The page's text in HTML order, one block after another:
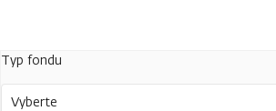
Typ fondu
Vyberte